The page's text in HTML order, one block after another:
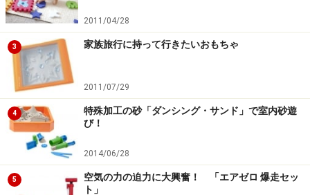
2011/04/28
3 家族旅行に持って行きたいおもちゃ
2011/07/29
4
特殊加工の砂「ダンシング・サンド」で室内砂遊
び！
2014/06/28
5
空気の力の迫力に大興奮！ 「エアゼロ 爆走セッ
ト」